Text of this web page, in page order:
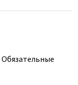
Обязательные